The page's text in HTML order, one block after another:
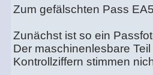
Zum gefälschten Pass
Zunächst ist so ein
Der maschinenlesbare
Kontrollziffern stimmen